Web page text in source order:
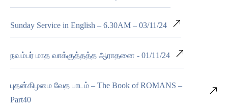
Sunday Service in English – 6.30AM – 03/11/24
நவம்பர் மாத வாக்குத்தத்த ஆராதனை - 01/11/24
புதன்கிழமை வேத பாடம் – The Book of ROMANS –
Part40